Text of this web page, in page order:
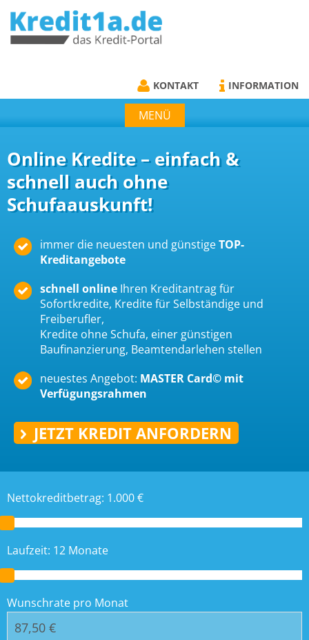
KREDIT1A.DE
KONTAKT INFORMATION
MENÜ
Online Kredite – einfach &
schnell auch ohne
Schufaauskunft!
immer die neuesten und günstigeTOP-
Kreditangebote
schnell online Ihren Kreditantrag für
Sofortkredite, Kredite für Selbständige und
Freiberufler,
Kredite ohne Schufa, einer günstigen
Baufinanzierung, Beamtendarlehen stellen
neuestes Angebot: MASTER Card© mit
Verfügungsrahmen
JETZT KREDIT ANFORDERN
Nettokreditbetrag: 1.000€
Laufzeit: 12 Monate
Wunschrate pro Monat